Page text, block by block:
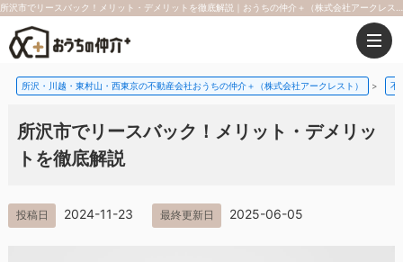
所沢・川越・東村山・西東京の不動産会社おうちの仲介＋（株式会社アークレスト） > 不
所沢市でリースバック！メリット・デメリッ
トを徹底解説
2024-11-23 2025-06-05